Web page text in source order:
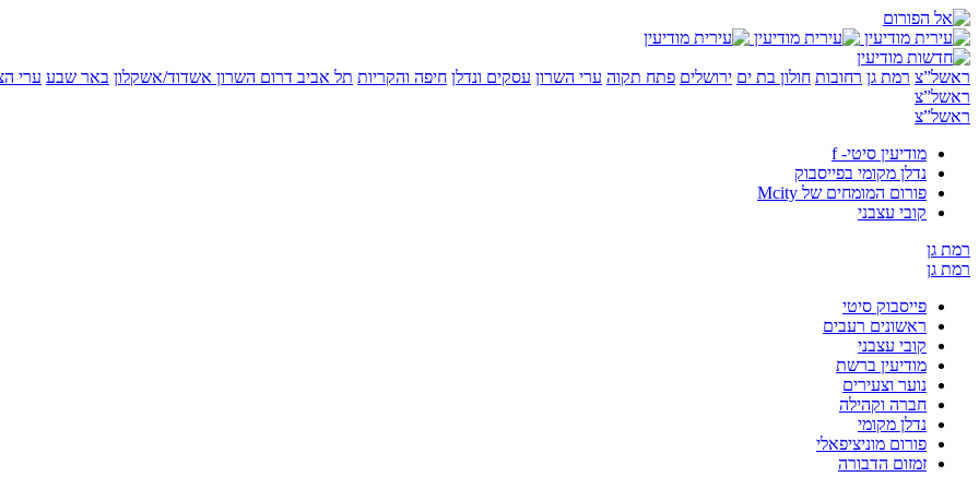
ראשל”צ רמת גן רחובות חולון בת ים ירושלים פתח תקוה ערי השרון עסקים ונדלן חיפה והקריות תל אביב דרום השרון אשדוד/אשקלון באר שבע ערי
ראשל”צ
ראשל”צ
מודיעין סיטי- f
נדלן מקומי בפייסבוק
פורום המומחים של Mcity
קובי עצבני
רמת גן
רמת גן
פייסבוק סיטי
ראשונים רעבים
קובי עצבני
מודיעין ברשת
נוער וצעירים
חברה וקהילה
נדלן מקומי
פורום מוניציפאלי
זמזום הדבורה